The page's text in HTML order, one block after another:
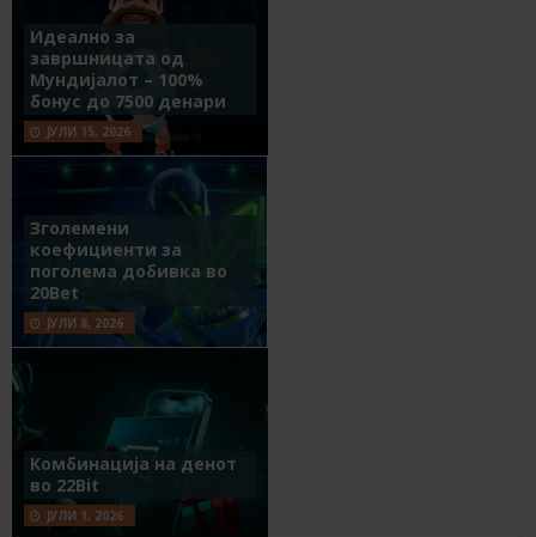
Идеално за
завршницата од
Мундијалот – 100%
бонус до 7500 денари
ЈУЛИ 15, 2026
Зголемени
коефициенти за
поголема добивка во
20Bet
ЈУЛИ 8, 2026
Комбинација на денот
во 22Bit
ЈУЛИ 1, 2026